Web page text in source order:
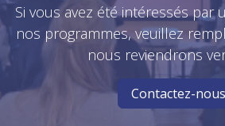
Si vous avez été intéressés par
nos programmes, veuillez
nous reviendrons
Contactez-nous